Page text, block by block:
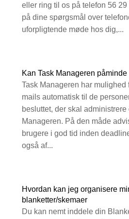
eller ring til os på telefon 56
på dine spørgsmål over
uforpligtende møde hos dig,...
Kan Task Manageren
Task Manageren har mulighed
mails automatisk til de
besluttet, der skal
Manageren. På den måde
brugere i god tid inden
også af...
Hvordan kan jeg organisere
blanketter/skemaer
Du kan nemt inddele din